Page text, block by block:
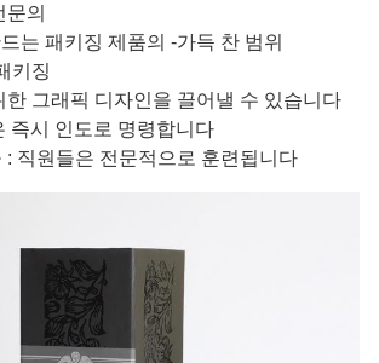
의
는 패키징 제품의 -가득 찬 범위
키징
한 그래픽 디자인을 끌어낼 수 있습니다
즉시 인도로 명령합니다
: 직원들은 전문적으로 훈련됩니다